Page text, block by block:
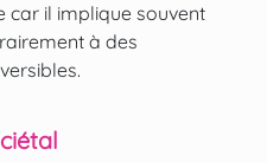
car il implique souvent
à des